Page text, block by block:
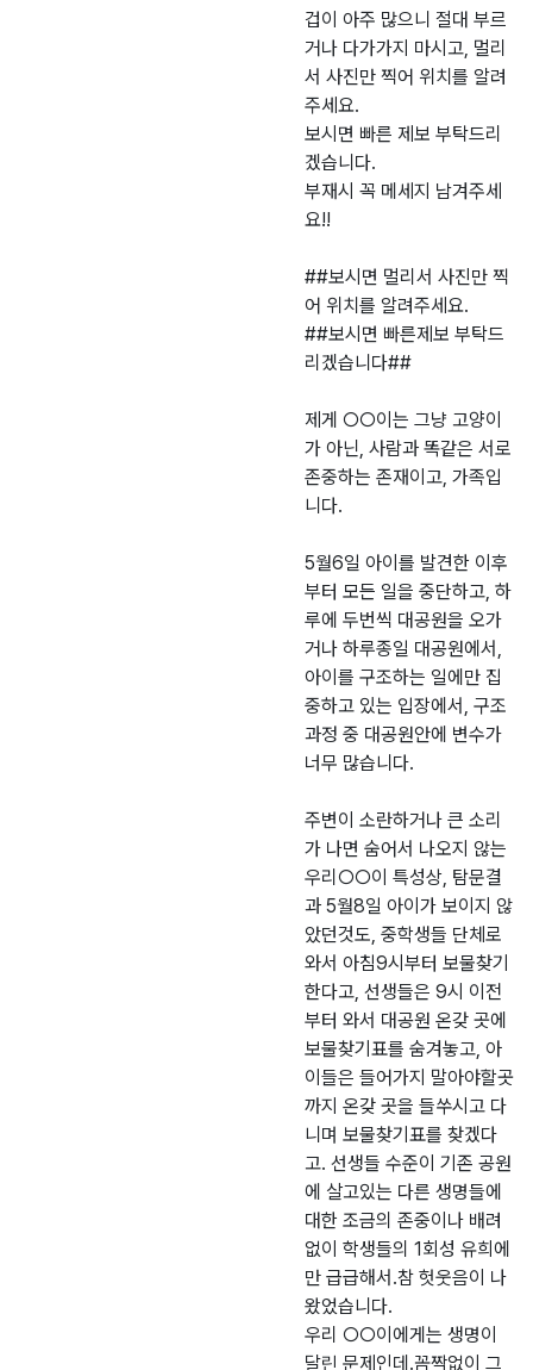
겁이 아주 많으니 절대 부르
거나 다가가지 마시고, 멀리
서 사진만 찍어 위치를 알려
주세요.
보시면 빠른 제보 부탁드리
겠습니다.
부재시 꼭 메세지 남겨주세
요!!
##보시면 멀리서 사진만 찍
어 위치를 알려주세요.
##보시면 빠른제보 부탁드
리겠습니다##
제게 ○○이는 그냥 고양이
가 아닌, 사람과 똑같은 서로
존중하는 존재이고, 가족입
니다.
5월6일 아이를 발견한 이후
부터 모든 일을 중단하고, 하
루에 두번씩 대공원을 오가
거나 하루종일 대공원에서,
아이를 구조하는 일에만 집
중하고 있는 입장에서, 구조
과정 중 대공원안에 변수가
너무 많습니다.
주변이 소란하거나 큰 소리
가 나면 숨어서 나오지 않는
우리○○이 특성상, 탐문결
과 5월8일 아이가 보이지 않
았던것도, 중학생들 단체로
와서 아침9시부터 보물찾기
한다고, 선생들은 9시 이전
부터 와서 대공원 온갖 곳에
보물찾기표를 숨겨놓고, 아
이들은 들어가지 말아야할곳
까지 온갖 곳을 들쑤시고 다
니며 보물찾기표를 찾겠다
고. 선생들 수준이 기존 공원
에 살고있는 다른 생명들에
대한 조금의 존중이나 배려
없이 학생들의 1회성 유희에
만 급급해서.참 헛웃음이 나
왔었습니다.
우리 ○○이에게는 생명이
달린 문제인데.꼼짝없이 그